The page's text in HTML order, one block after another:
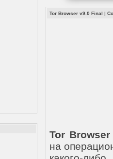
Tor Browser v9.0 Final |
Tor
на